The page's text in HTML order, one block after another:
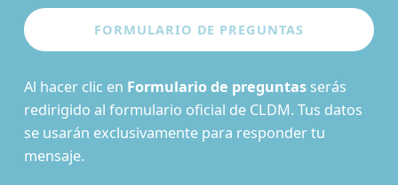
Al hacer clic en Formulario de preguntasserás
redirigido al formulario oficial de CLDM. Tus datos
se usarán exclusivamente para responder tu
mensaje.